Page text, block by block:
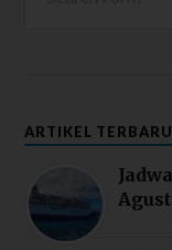
ARTIKEL TERBARU